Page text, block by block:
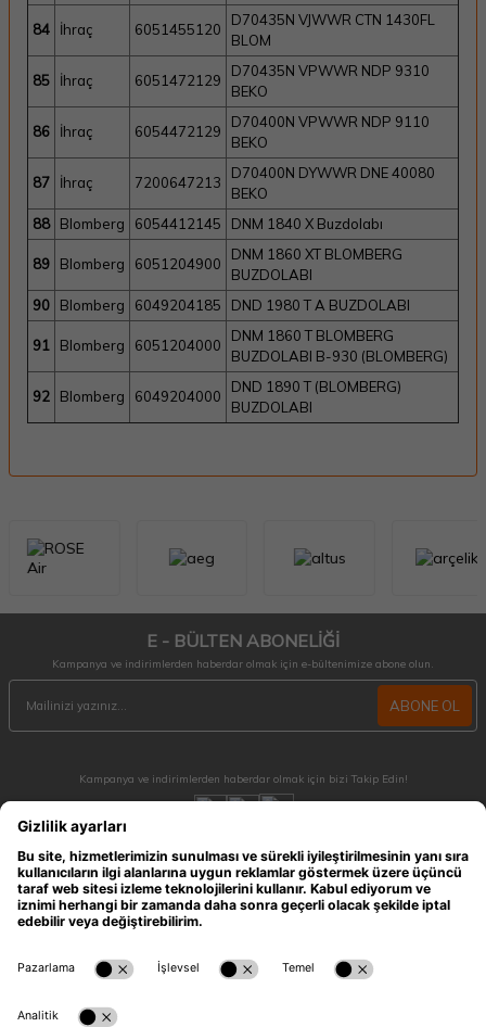
84 İhraç 6051455120
D70435N VJWWR CTN 1430FL
BLOM
85 İhraç 6051472129
D70435N VPWWR NDP 9310
BEKO
86 İhraç 6054472129
D70400N VPWWR NDP 9110
BEKO
87 İhraç 7200647213
D70400N DYWWR DNE 40080
BEKO
88
Blomberg 6054412145 DNM 1840 X Buzdolabı
89 Blomberg 6051204900
DNM 1860 XT BLOMBERG
BUZDOLABI
90
Blomberg 6049204185 DND 1980 T A BUZDOLABI
91 Blomberg 6051204000
DNM 1860 T BLOMBERG
BUZDOLABI B-930 (BLOMBERG)
92 Blomberg 6049204000
DND 1890 T (BLOMBERG)
BUZDOLABI
E - BÜLTEN ABONELİĞİ
Kampanya ve indirimlerden haberdar olmak için e-bültenimize abone olun.
ABONE OL
Kampanya ve indirimlerden haberdar olmak için bizi Takip Edin!
MÜŞTERİ HİZMETLERİ
Hafta içi 09:30 - 18:30 / Hafta sonu 10:00 - 17:00 arası merak ettiğiniz tüm sorular ve
siparişleriniz için ulaşabilirsiniz.
ÖNEMLİ BİLGİLER